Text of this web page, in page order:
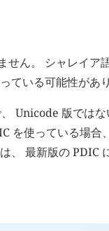
せん。 シャレイア
ている可能性があ
Unicode 版では
を使っている場合
、 最新版の PDIC